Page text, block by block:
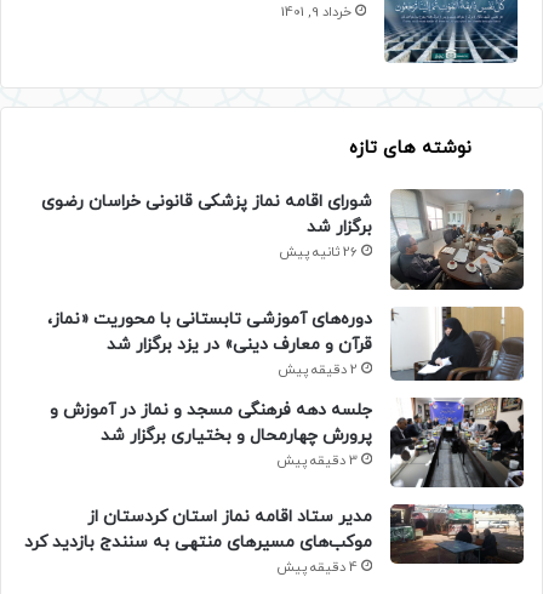
خرداد 9, 1401
نوشته های تازه
شورای اقامه نماز پزشکی قانونی خراسان رضوی
برگزار شد
26 ثانیه پیش
دوره‌های آموزشی تابستانی با محوریت «نماز،
قرآن و معارف دینی» در یزد برگزار شد
2 دقیقه پیش
جلسه دهه فرهنگی مسجد و نماز در آموزش و
پرورش چهارمحال و بختیاری برگزار شد
3 دقیقه پیش
مدیر ستاد اقامه نماز استان کردستان از
موکب‌های مسیرهای منتهی به سنندج بازدید کرد
4 دقیقه پیش